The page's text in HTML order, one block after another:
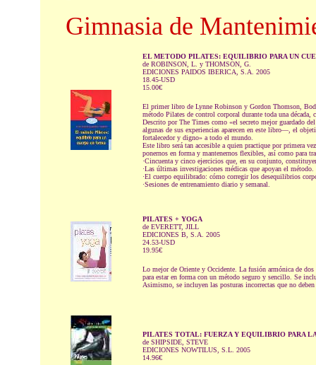
Gimnasia de
EL METODO PILATES: EQUILIBRIO PARA UN
de ROBINSON, L. y THOMSON, G.
EDICIONES PAIDOS IBERICA, S.A. 2005
18.45-USD
15.00€
El primer libro de Lynne Robinson y Gordon Thomson,
método Pilates de control corporal durante toda una década,
Descrito por The Times como «el secreto mejor guardado
algunas de sus experiencias aparecen en este libro—, el
fortalecedor y digno» a todo el mundo.
Este libro será tan accesible a quien practique por primera
ponernos en forma y mantenernos flexibles, así como para
·Cincuenta y cinco ejercicios que, en su conjunto,
·Las últimas investigaciones médicas que apoyan el método.
·El cuerpo equilibrado: cómo corregir los desequilibrios
·Sesiones de entrenamiento diario y semanal.
PILATES + YOGA
de EVERETT, JILL
EDICIONES B, S.A. 2005
24.53-USD
19.95€
Lo mejor de Oriente y Occidente. La fusión armónica de dos
para estar en forma con un método seguro y sencillo. Se
Asimismo, se incluyen las posturas incorrectas que no
PILATES TOTAL: FUERZA Y EQUILIBRIO PARA
de SHIPSIDE, STEVE
EDICIONES NOWTILUS, S.L. 2005
14.96€